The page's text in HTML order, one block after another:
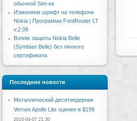
обычной Sim-ки
Изменяем шрифт на телефоне
Nokia | Программа FontRouter LT
v.2.08
Взлом защиты Nokia Belle
(Symbian Belle) без личного
сертификата
Последние новости
Металлический десятиядерник
Vernee Apollo Lite оценен в $199
2016-04-07 21:30